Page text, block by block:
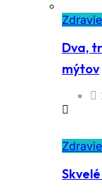
Zdravie
Dva,
mýtov
Zdravie